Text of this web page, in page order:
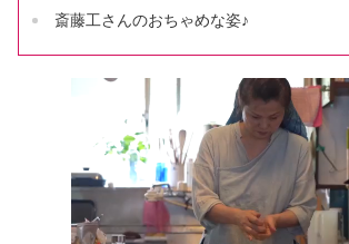
斎藤工さんのおちゃめな姿♪